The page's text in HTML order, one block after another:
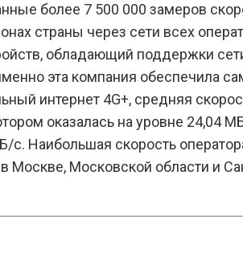
более 7 500 000 замеров
страны через сети всех
обладающий поддержки
эта компания обеспечила
интернет 4G+, средняя
оказалась на уровне 24,04
с. Наибольшая скорость
Москве, Московской области и